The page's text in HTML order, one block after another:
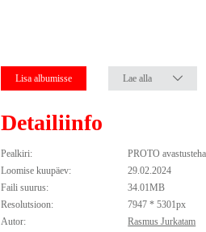
Lisa albumisse Lae alla
Detailiinfo
Pealkiri:
PROTO
Loomise kuupäev:
29.02.2024
Faili suurus:
34.01MB
Resolutsioon:
7947 * 5301px
Autor:
Rasmus Jurkatam